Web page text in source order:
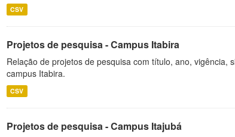
CSV
Projetos de pesquisa - Campus Itabira
Relação de projetos de pesquisa com título, ano,
campus Itabira.
CSV
Projetos de pesquisa - Campus Itajubá